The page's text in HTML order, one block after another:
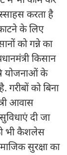
करता है
के लिए
को गन्ने का
किसान
योजनाओं के
गरीबों को बिना
आवास
दी जा
भी कैशलेस
सुरक्षा का